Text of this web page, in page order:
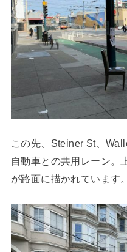
この先、Steiner St、
自動車との共用レーン。
が路面に描かれています。